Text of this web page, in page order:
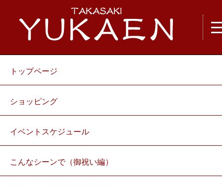
トップページ
ショッピング
イベントスケジュール
こんなシーンで（御祝い編）